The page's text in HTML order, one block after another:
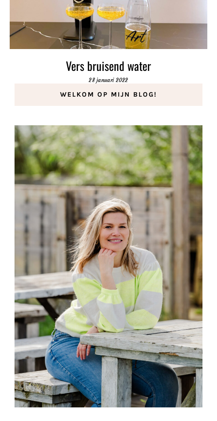
Vers bruisend water
28 januari 2022
WELKOM OP MIJN BLOG!